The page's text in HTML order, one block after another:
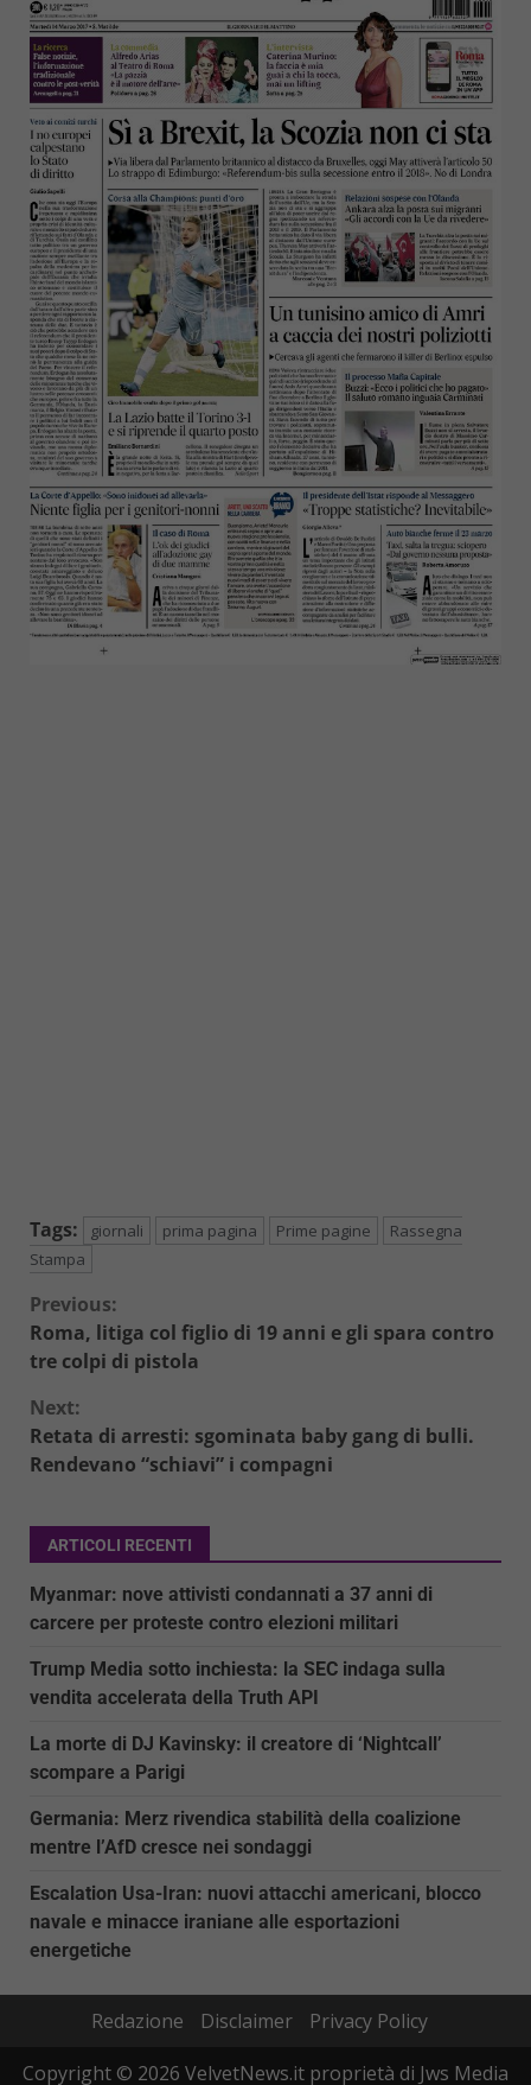
Tags: giornali prima pagina Prime pagine
Rassegna
Stampa
Continue
Reading
Previous:
Roma, litiga col figlio di 19 anni e gli spara contro
tre colpi di pistola
Next:
Retata di arresti: sgominata baby gang di bulli.
Rendevano “schiavi” i compagni
ARTICOLI RECENTI
Myanmar: nove attivisti condannati a 37 anni di
carcere per proteste contro elezioni militari
Trump Media sotto inchiesta: la SEC indaga sulla
vendita accelerata della Truth API
La morte di DJ Kavinsky: il creatore di ‘Nightcall’
scompare a Parigi
Germania: Merz rivendica stabilità della coalizione
mentre l’AfD cresce nei sondaggi
Escalation Usa-Iran: nuovi attacchi americani, blocco
navale e minacce iraniane alle esportazioni
energetiche
Redazione Disclaimer
Privacy Policy
Copyright © 2026 VelvetNews.it proprietà di Jws Media